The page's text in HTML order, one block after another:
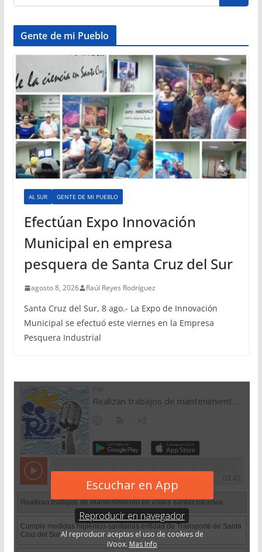
Gente de mi Pueblo
AL SUR GENTE DE MI PUEBLO
Efectúan Expo Innovación
Municipal en empresa
pesquera de Santa Cruz del Sur
agosto 8, 2026 Raúl Reyes Rodríguez
Santa Cruz del Sur, 8 ago.- La Expo de Innovación
Municipal se efectuó este viernes en la Empresa
Pesquera Industrial